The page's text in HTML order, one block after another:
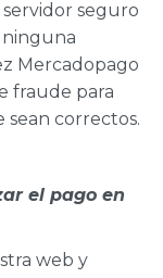
seguro
ninguna
Mercadopago
fraude para
sean correctos.
el pago en
web y